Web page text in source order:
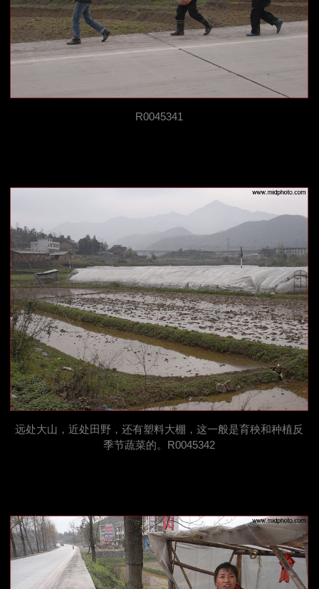
R0045341
远处大山，近处田野，还有塑料大棚，这一般是育秧和种植反
季节蔬菜的。R0045342